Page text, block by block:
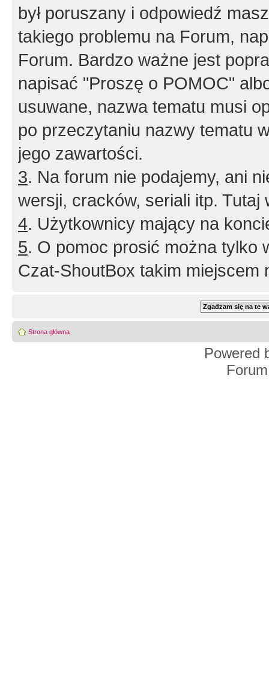
był poruszany i odpowiedź
takiego problemu na Forum,
Forum. Bardzo ważne jest
napisać "Proszę o POMOC"
usuwane, nazwa tematu musi
po przeczytaniu nazwy tematu
jego zawartości.
3. Na forum nie podajemy, ani
wersji, cracków, seriali itp. Tutaj
4. Użytkownicy mający na
5. O pomoc prosić można tylko
Czat-ShoutBox takim miejscem
Strona główna
Powered